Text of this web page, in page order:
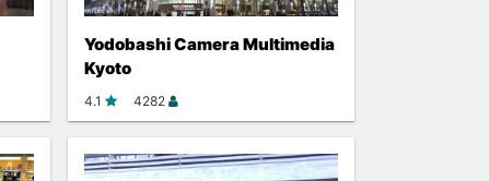
Yodobashi Camera Multimedia
Kyoto
4.1 4282